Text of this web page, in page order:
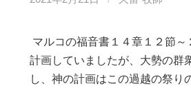
マルコの福音書１４章１２節
計画していましたが、大勢の群
し、神の計画はこの過越の祭